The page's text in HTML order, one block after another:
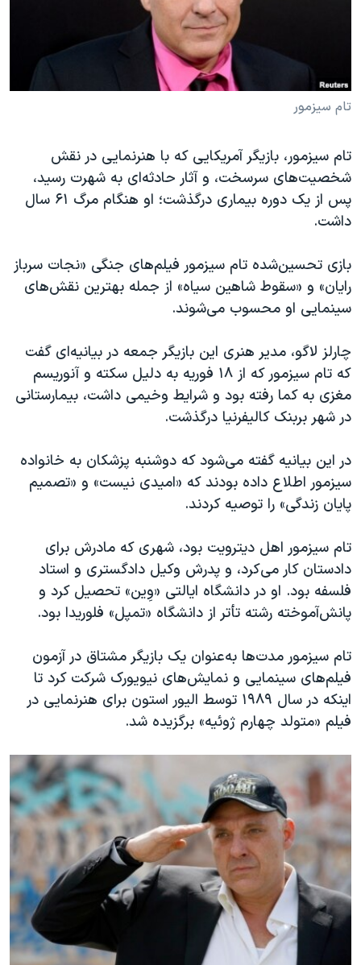
علم و فناوری
گالری عکس
آرشیو پخش زنده
انتخابات ریاست جمهوری آمریکا ۲۰۲۴
حمله جمهوری اسلامی به اسرائیل
رمز مهسا
اعتراضات زن، زندگی، آزادی
مجموعه مستندهای دادخواهی
تریبونال مردمی آبان ۹۸
چهل سال گروگان‌گیری
قانون شفافیت دارائی کادر رهبری ایران
اسرائیل در جنگ
نرگس محمدی برنده جایزه نوبل صلح
همایش محافظه‌کاران آمریکا «سی‌پک»
صفحه‌های ویژه
سفر پرزیدنت ترامپ به چین
تام سیزمور
تام سیزمور، بازیگر آمریکایی که با هنرنمایی در نقش
شخصیت‌های سرسخت، و آثار حادثه‌ای به شهرت رسید،
پس از یک دوره بیماری درگذشت؛ او هنگام مرگ ۶۱ سال
داشت.
بازی تحسین‌شده تام سیزمور فیلم‌های جنگی «نجات سرباز
رایان» و «سقوط شاهین سیاه» از جمله بهترین نقش‌های
سینمایی او محسوب می‌شوند.
چارلز لاگو، مدیر هنری این بازیگر جمعه در بیانیه‌ای گفت
که تام سیزمور که از ۱۸ فوریه به دلیل سکته و آنوریسم
مغزی به کما رفته بود و شرایط وخیمی داشت، بیمارستانی
در شهر بربنک کالیفرنیا درگذشت.
در این بیانیه گفته می‌شود که دوشنبه پزشکان به خانواده
سیزمور اطلاع داده بودند که «امیدی نیست» و «تصمیم
پایان زندگی» را توصیه کردند.
تام سیزمور اهل دیترویت بود، شهری که مادرش برای
دادستان کار می‌کرد، و پدرش وکیل دادگستری و استاد
فلسفه بود. او در دانشگاه ایالتی «وِین» تحصیل کرد و
پانش‌آموخته رشته تأتر از دانشگاه «تمپل» فلوریدا بود.
تام سیزمور مدت‌ها به‌عنوان یک بازیگر مشتاق در آزمون
فیلم‌های سینمایی و نمایش‌های نیویورک شرکت کرد تا
اینکه در سال ۱۹۸۹ توسط الیور استون برای هنرنمایی در
فیلم «متولد چهارم ژوئیه» برگزیده شد.